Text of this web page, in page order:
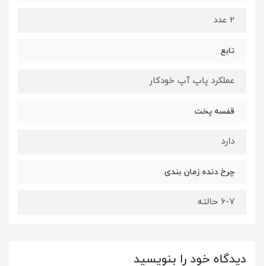
2 عدد
تابع
عملکرد پاپ آپ خودکار
قفسه پخت
دارد
چرخ دنده زمان بندی
6-7 حالته
دیدگاه خود را بنویسید